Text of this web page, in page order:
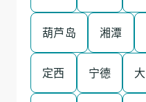
葫芦岛 湘潭
定西 宁德